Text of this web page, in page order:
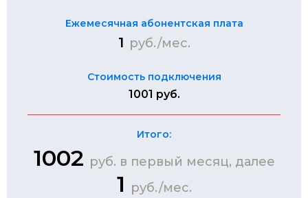
Ежемесячная абонентская плата
1 руб./мес.
Стоимость подключения
1001 руб.
Итого:
1002 руб. в первый месяц, далее
1 руб./мес.